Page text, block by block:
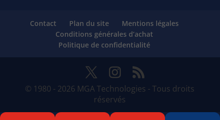
Contact Plan du site
Mentions légales
Conditions générales d’achat
Politique de confidentialité
© 1980 - 2026 MGA Technologies - Tous droits
réservés